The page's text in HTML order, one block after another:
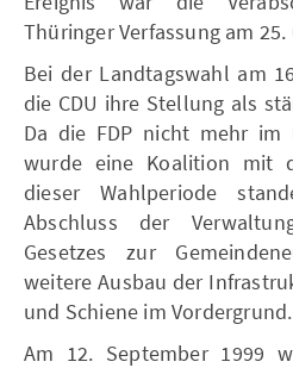
Thüringer Verfassung am
Bei der Landtagswahl am
die CDU ihre Stellung als
Da die FDP nicht mehr im
wurde eine Koalition mit
dieser Wahlperiode
Abschluss der
Gesetzes zur
weitere Ausbau der
und Schiene im Vordergrund.
Am 12. September 1999